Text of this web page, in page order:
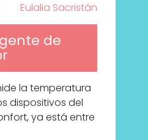
Eulalia Sacristán
de
la temperatura
dispositivos del
ya está entre